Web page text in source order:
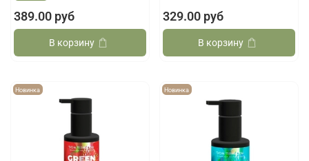
389.00 руб
В корзину
329.00 руб
В корзину
Новинка Новинка